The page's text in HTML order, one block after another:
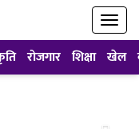
रोजगार शिक्षा खेल